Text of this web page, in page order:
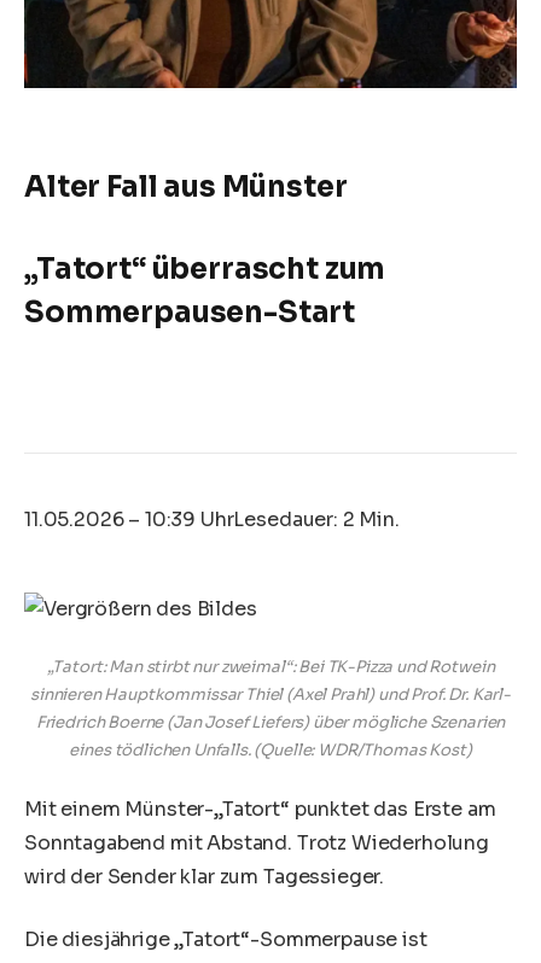
Alter Fall aus Münster
„Tatort“ überrascht zum
Sommerpausen-Start
11.05.2026 – 10:39 UhrLesedauer: 2 Min.
„Tatort: Man stirbt nur zweimal“: Bei TK-Pizza und Rotwein
sinnieren Hauptkommissar Thiel (Axel Prahl) und Prof. Dr. Karl-
Friedrich Boerne (Jan Josef Liefers) über mögliche Szenarien
eines tödlichen Unfalls.(Quelle: WDR/Thomas Kost)
Mit einem Münster-„Tatort“ punktet das Erste am
Sonntagabend mit Abstand. Trotz Wiederholung
wird der Sender klar zum Tagessieger.
Die diesjährige „Tatort“-Sommerpause ist